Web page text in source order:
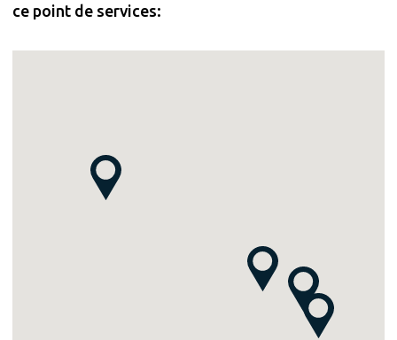
ce point de services: